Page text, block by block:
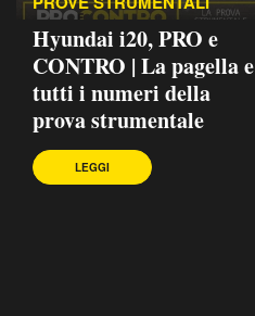
Hyundai i20, PRO e
CONTRO | La pagella e
tutti i numeri della
prova strumentale
LEGGI